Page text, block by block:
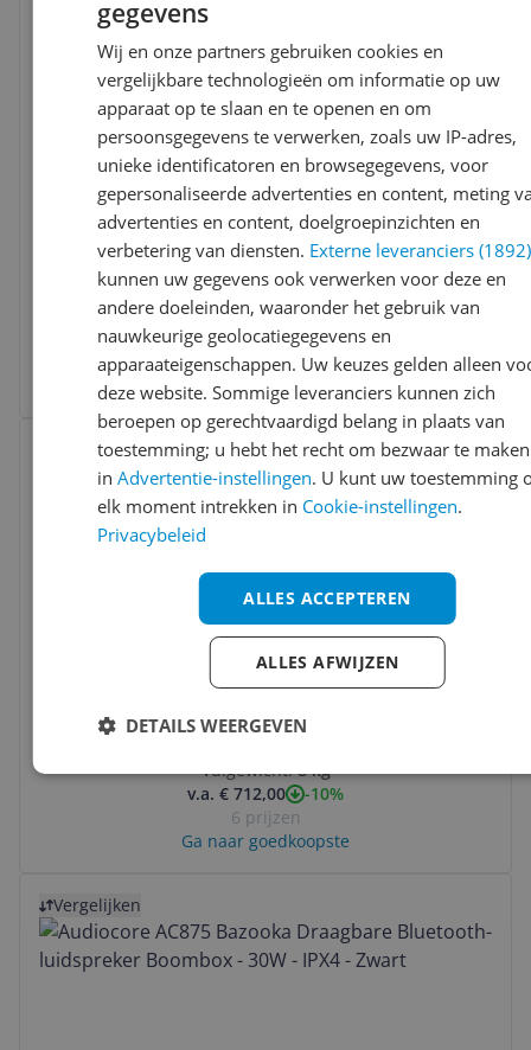
Vergelijken
Hisense WF3S9043BB3 / 9kg
9.1
Toerental:1.400 rpm
Vulgewicht:9 kg
v.a. € 459,00
-13%
4 prijzen
Ga naar goedkoopste
Vergelijken
Bosch Serie 6 WGJ234A0NL Wasmachine -
8 kg - 1400 RPM - Wit
Vulgewicht:8 kg
v.a. € 712,00
-10%
6 prijzen
Ga naar goedkoopste
Bekijk product
Vergelijken
gegevens
Wij en onze partners gebruiken cookies en
vergelijkbare technologieën om informatie op uw
apparaat op te slaan en te openen en om
persoonsgegevens te verwerken, zoals uw IP-adres,
unieke identificatoren en browsegegevens, voor
gepersonaliseerde advertenties en content, meting
advertenties en content, doelgroepinzichten en
verbetering van diensten. Externe leveranciers (1892)
kunnen uw gegevens ook verwerken voor deze en
andere doeleinden, waaronder het gebruik van
nauwkeurige geolocatiegegevens en
apparaateigenschappen. Uw keuzes gelden alleen
deze website. Sommige leveranciers kunnen zich
beroepen op gerechtvaardigd belang in plaats van
toestemming; u hebt het recht om bezwaar te maken
inAdvertentie-instellingen. U kunt uw toestemming
elk moment intrekken in Cookie-instellingen.
Privacybeleid
ALLES ACCEPTEREN
ALLES AFWIJZEN
DETAILS WEERGEVEN